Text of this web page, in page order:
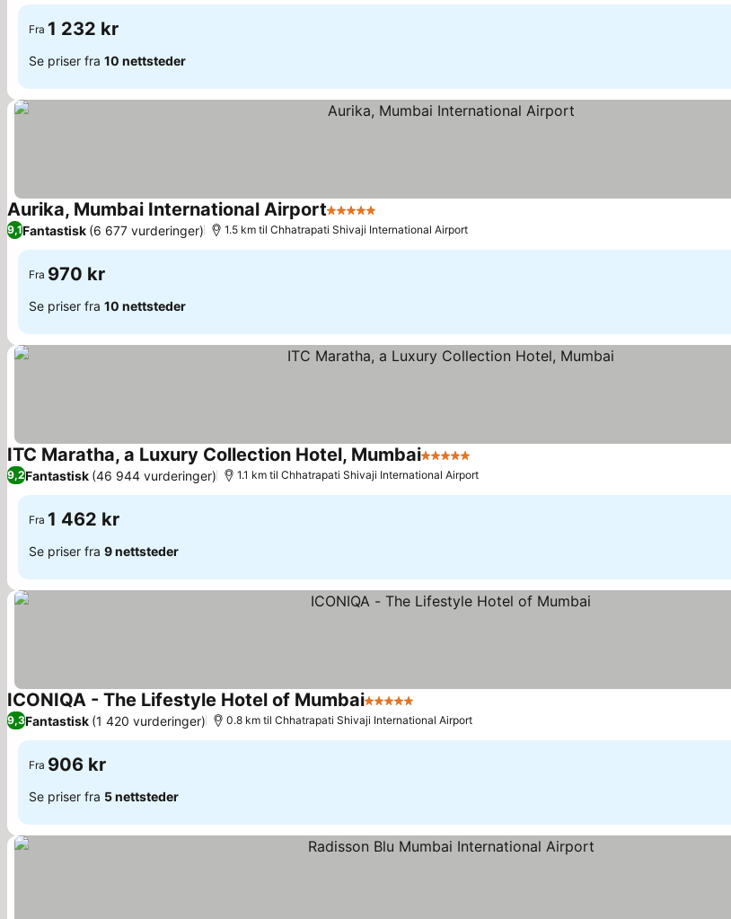
Fra 1 232 kr
Se priser fra 10 nettsteder
Aurika, Mumbai International Airport5 Stjerner
9,1Fantastisk (6 677 vurderinger) 1.5 km til Chhatrapati Shivaji International Airport
Fra 970 kr
Se priser fra 10 nettsteder
ITC Maratha, a Luxury Collection Hotel, Mumbai5 Stjerner
9,2Fantastisk (46 944 vurderinger) 1.1 km til Chhatrapati Shivaji International Airport
Fra 1 462 kr
Se priser fra 9 nettsteder
ICONIQA - The Lifestyle Hotel of Mumbai5 Stjerner
9,3Fantastisk (1 420 vurderinger) 0.8 km til Chhatrapati Shivaji International Airport
Fra 906 kr
Se priser fra 5 nettsteder